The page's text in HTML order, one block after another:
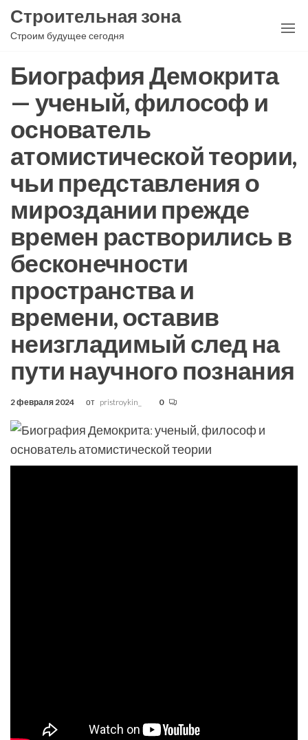
Перейти
Строительная зона
Строим будущее сегодня
Биография Демокрита
— ученый, философ и
основатель
атомистической теории,
чьи представления о
мироздании прежде
времен растворились в
бесконечности
пространства и
времени, оставив
неизгладимый след на
пути научного познания
2 февраля 2024 от pristroykin_ 0